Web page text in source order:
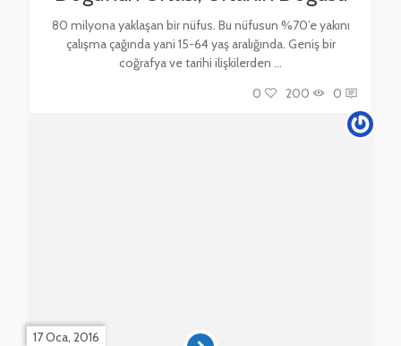
80 milyona yaklaşan bir nüfus. Bu nüfusun %70’e yakını
çalışma çağında yani 15-64 yaş aralığında. Geniş bir
coğrafya ve tarihi ilişkilerden ...
0
200 0
17 Oca, 2016